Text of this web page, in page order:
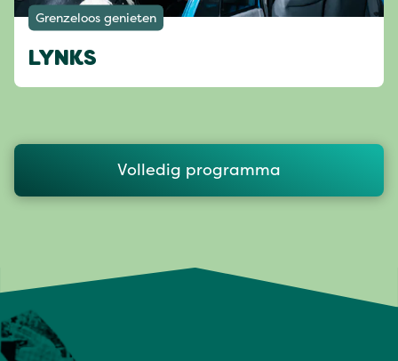
Grenzeloos genieten
LYNKS
Volledig programma